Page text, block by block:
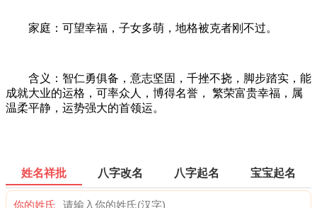
家庭：可望幸福，子女多萌，地格被克者刚不过。
含义：智仁勇俱备，意志坚固，千挫不挠，脚步踏实，能
成就大业的运格，可率众人，博得名誉， 繁荣富贵幸福，属
温柔平静，运势强大的首领运。
姓名祥批 八字改名 八字起名 宝宝起名
你的姓氏